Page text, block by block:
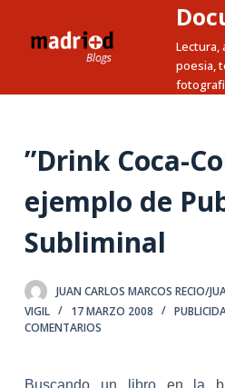
t
a
o
n
e
n
d
Lectura,
poesia,
”Drink Coca-
ejemplo de
Subliminal
JUAN CARLOS MARCOS RECIO/
VIGIL
17 MARZO 2008
COMENTARIOS
Buscando un libro en la